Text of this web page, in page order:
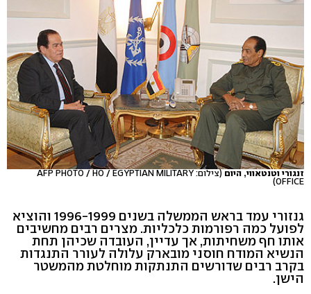
זנגורי וטנטאווי, היום
(צילום: AFP PHOTO / HO / EGYPTIAN MILITARY
OFFICE)
גנזורי עמד בראש הממשלה בשנים 1996-1999 והוציא
לפועל כמה רפורמות כלכליות. מצרים רבים מחשיבים
אותו חף משחיתות, אך עדיין, העובדה שכיהן תחת
הנשיא המודח חוסני מובארק עלולה לעורר התנגדות
בקרב רבים שדורשים התנתקות מוחלטת מהמשטר
הישן.